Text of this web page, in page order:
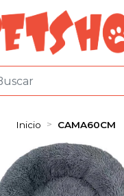
Inicio CAMA60CM